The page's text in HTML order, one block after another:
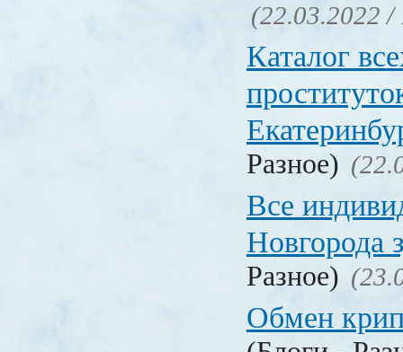
(22.03.2022 /
Каталог
Разное)
Все
Новгорода
Разное)
Обмен